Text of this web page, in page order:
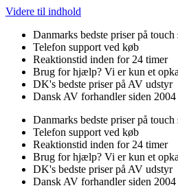
Videre til indhold
Danmarks bedste priser på
Telefon support ved køb
Reaktionstid inden for 24 timer
Brug for hjælp? Vi er kun et
DK's bedste priser på AV udstyr
Dansk AV forhandler siden 2004
Danmarks bedste priser på
Telefon support ved køb
Reaktionstid inden for 24 timer
Brug for hjælp? Vi er kun et
DK's bedste priser på AV udstyr
Dansk AV forhandler siden 2004